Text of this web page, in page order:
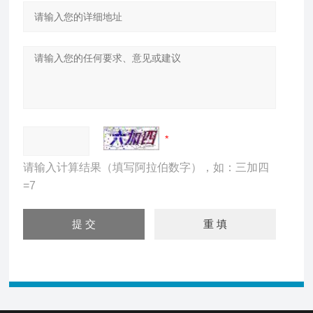
请输入计算结果（填写阿拉伯数字），如：三加四
=7